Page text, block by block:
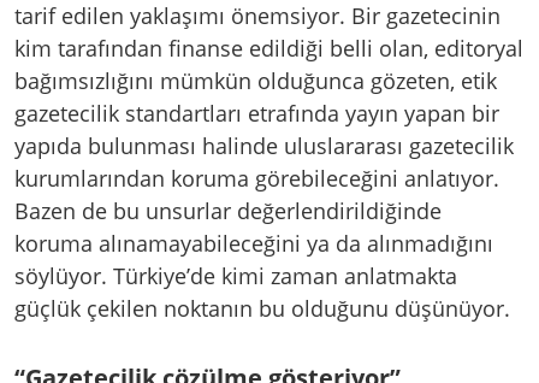
tarif edilen yaklaşımı önemsiyor. Bir gazetecinin
kim tarafından finanse edildiği belli olan, editoryal
bağımsızlığını mümkün olduğunca gözeten, etik
gazetecilik standartları etrafında yayın yapan bir
yapıda bulunması halinde uluslararası gazetecilik
kurumlarından koruma görebileceğini anlatıyor.
Bazen de bu unsurlar değerlendirildiğinde
koruma alınamayabileceğini ya da alınmadığını
söylüyor. Türkiye’de kimi zaman anlatmakta
güçlük çekilen noktanın bu olduğunu düşünüyor.